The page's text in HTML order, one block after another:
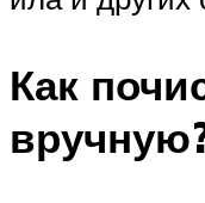
Как